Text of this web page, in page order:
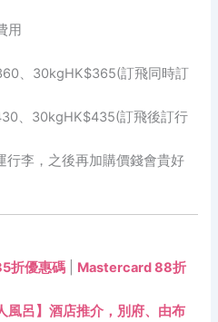
用
、30kgHK$365(訂飛同時訂
、30kgHK$435(訂飛後訂行
李，之後再加購價錢會貴好
折優惠碼
Mastercard 88折
風呂】酒店推介，別府、由布